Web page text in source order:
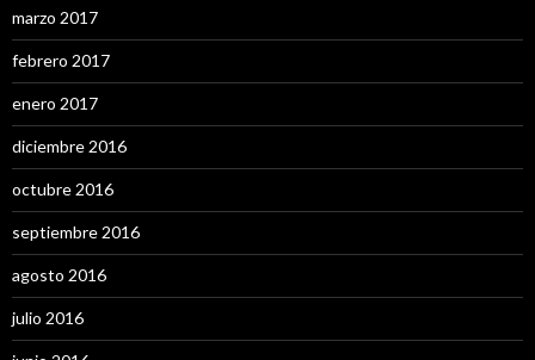
marzo 2017
febrero 2017
enero 2017
diciembre 2016
octubre 2016
septiembre 2016
agosto 2016
julio 2016